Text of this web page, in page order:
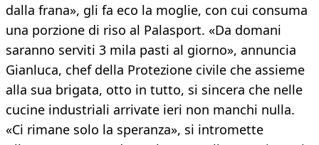
dalla frana», gli fa eco la moglie, con cui consuma
una porzione di riso al Palasport. «Da domani
saranno serviti 3 mila pasti al giorno», annuncia
Gianluca, chef della Protezione civile che assieme
alla sua brigata, otto in tutto, si sincera che nelle
cucine industriali arrivate ieri non manchi nulla.
«Ci rimane solo la speranza», si intromette